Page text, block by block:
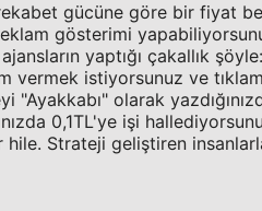
gücüne göre bir fiyat
gösterimi
yaptığı çakallık
vermek istiyorsunuz ve
olarak
0,1TL'ye işi
Strateji geliştiren